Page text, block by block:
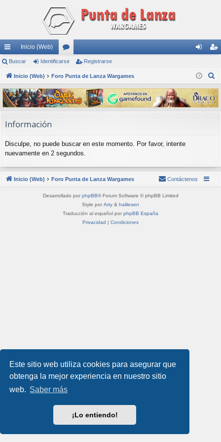
Este sitio web utiliza cookies para asegurar que
obtenga la mejor experiencia en nuestro sitio
web. Saber más
¡Lo entiendo!
nl
ac
es
rá
pi
s
Inicio (Web)
or
os nti
fic
ar
ist
ra
rs
Buscar Identificarse Registrarse
Inicio (Web) Foro Punta de Lanza Wargames
s
c
Información
Disculpe, no puede buscar en este momento. Por favor, intente
nuevamente en 2 segundos.
Inicio (Web) Foro Punta de Lanza Wargames Contáctenos
Desarrollado por phpBB® Forum Software © phpBB Limited
Style por Arty & halilesen
Traducción al español por phpBB España
Privacidad | Condiciones